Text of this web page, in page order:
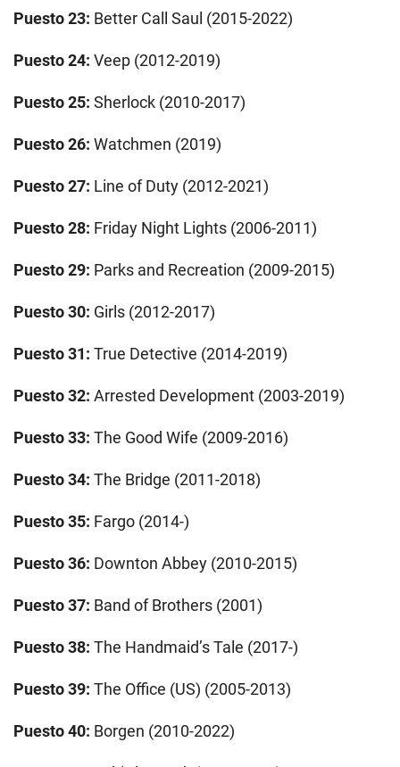
Puesto 23: Better Call Saul (2015-2022)
Puesto 24: Veep (2012-2019)
Puesto 25: Sherlock (2010-2017)
Puesto 26: Watchmen (2019)
Puesto 27: Line of Duty (2012-2021)
Puesto 28: Friday Night Lights (2006-2011)
Puesto 29: Parks and Recreation (2009-2015)
Puesto 30: Girls (2012-2017)
Puesto 31: True Detective (2014-2019)
Puesto 32: Arrested Development (2003-2019)
Puesto 33: The Good Wife (2009-2016)
Puesto 34: The Bridge (2011-2018)
Puesto 35: Fargo (2014-)
Puesto 36: Downton Abbey (2010-2015)
Puesto 37: Band of Brothers (2001)
Puesto 38: The Handmaid’s Tale (2017-)
Puesto 39: The Office (US) (2005-2013)
Puesto 40: Borgen (2010-2022)